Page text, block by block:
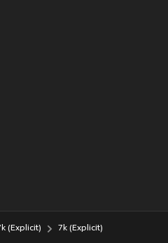
(Explicit) 7k (Explicit)